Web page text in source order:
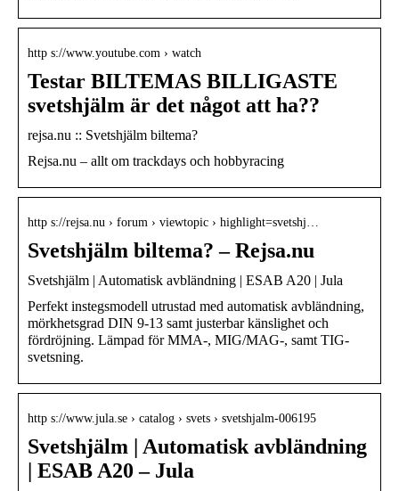
http s://www.youtube.com › watch
Testar BILTEMAS BILLIGASTE
svetshjälm är det något att ha??
rejsa.nu :: Svetshjälm biltema?
Rejsa.nu – allt om trackdays och hobbyracing
http s://rejsa.nu › forum › viewtopic › highlight=svetshj…
Svetshjälm biltema? – Rejsa.nu
Svetshjälm | Automatisk avbländning | ESAB A20 | Jula
Perfekt instegsmodell utrustad med automatisk avbländning,
mörkhetsgrad DIN 9-13 samt justerbar känslighet och
fördröjning. Lämpad för MMA-, MIG/MAG-, samt TIG-
svetsning.
http s://www.jula.se › catalog › svets › svetshjalm-006195
Svetshjälm | Automatisk avbländning
| ESAB A20 – Jula